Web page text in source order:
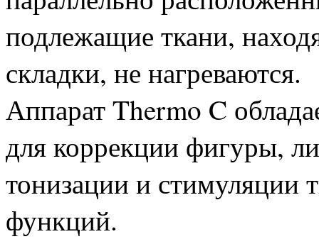
подлежащие ткани,
складки, не нагреваются.
Аппарат Thermo C
для коррекции фигуры,
тонизации и стимуляции
функций.